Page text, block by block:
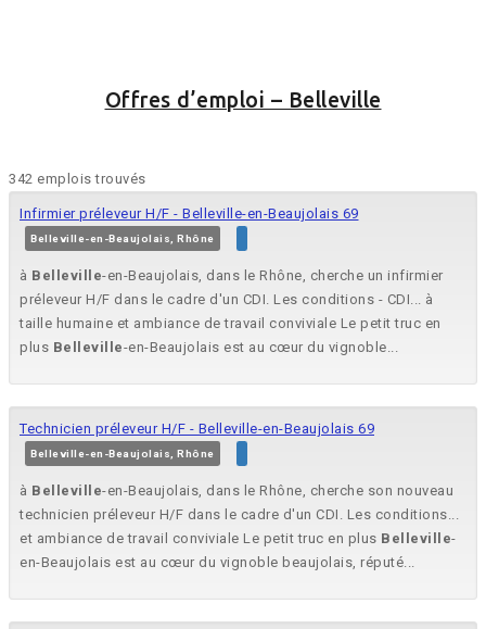
Offres d’emploi – Belleville
342 emplois trouvés
Infirmier préleveur H/F - Belleville-en-Beaujolais 69
Belleville-en-Beaujolais, Rhône
à Belleville-en-Beaujolais, dans le Rhône, cherche un infirmier
préleveur H/F dans le cadre d'un CDI. Les conditions - CDI... à
taille humaine et ambiance de travail conviviale Le petit truc en
plus Belleville-en-Beaujolais est au cœur du vignoble...
Technicien préleveur H/F - Belleville-en-Beaujolais 69
Belleville-en-Beaujolais, Rhône
à Belleville-en-Beaujolais, dans le Rhône, cherche son nouveau
technicien préleveur H/F dans le cadre d'un CDI. Les conditions...
et ambiance de travail conviviale Le petit truc en plus Belleville-
en-Beaujolais est au cœur du vignoble beaujolais, réputé...